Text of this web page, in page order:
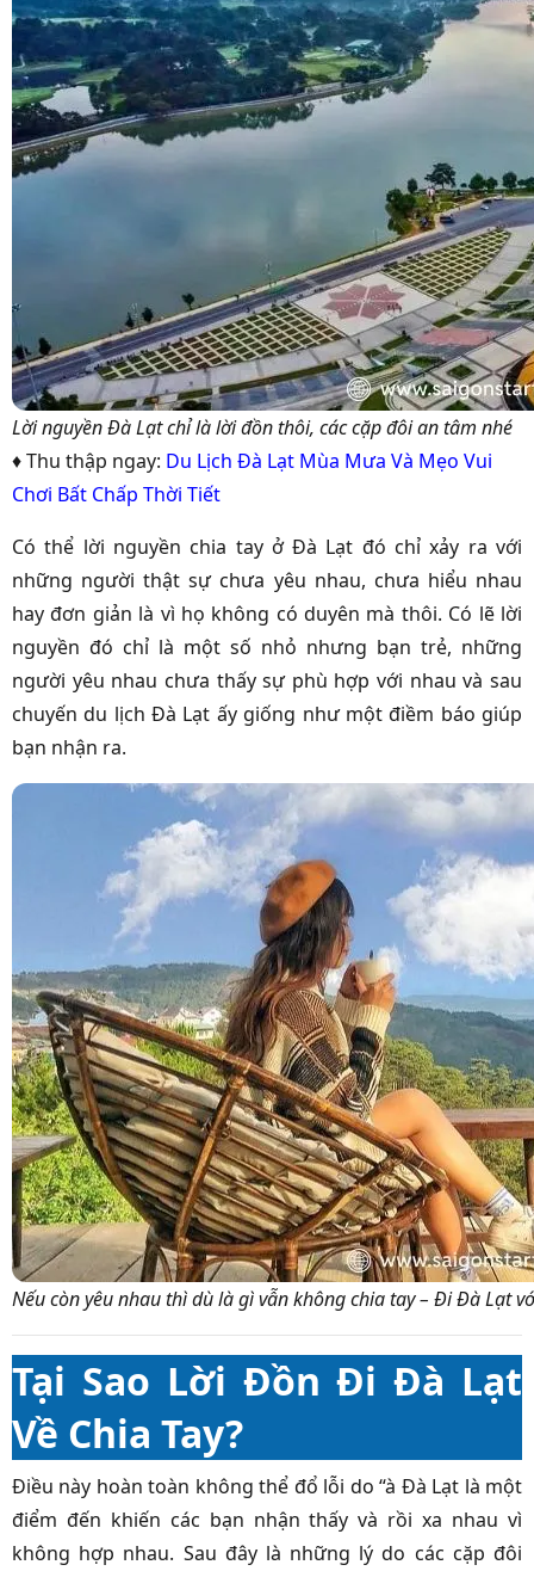
Lời nguyền Đà Lạt chỉ là lời đồn thôi, các cặp đôi an tâm nhé
♦ Thu thập ngay: Du Lịch Đà Lạt Mùa Mưa Và Mẹo Vui
Chơi Bất Chấp Thời Tiết
Có thể lời nguyền chia tay ở Đà Lạt đó chỉ xảy ra với
những người thật sự chưa yêu nhau, chưa hiểu nhau
hay đơn giản là vì họ không có duyên mà thôi. Có lẽ lời
nguyền đó chỉ là một số nhỏ nhưng bạn trẻ, những
người yêu nhau chưa thấy sự phù hợp với nhau và sau
chuyến du lịch Đà Lạt ấy giống như một điềm báo giúp
bạn nhận ra.
Nếu còn yêu nhau thì dù là gì vẫn không chia tay – Đi Đà Lạt
Tại Sao Lời Đồn Đi Đà Lạt
Về Chia Tay?
Điều này hoàn toàn không thể đổ lỗi do “à Đà Lạt là một
điểm đến khiến các bạn nhận thấy và rồi xa nhau vì
không hợp nhau. Sau đây là những lý do các cặp đôi